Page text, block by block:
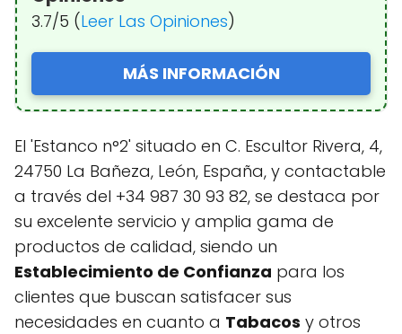
3.7/5 (Leer Las Opiniones)
MÁS INFORMACIÓN
El 'Estanco n°2' situado en C. Escultor Rivera, 4,
24750 La Bañeza, León, España, y contactable
a través del +34 987 30 93 82, se destaca por
su excelente servicio y amplia gama de
productos de calidad, siendo un
Establecimiento de Confianza para los
clientes que buscan satisfacer sus
necesidades en cuanto a Tabacos y otros